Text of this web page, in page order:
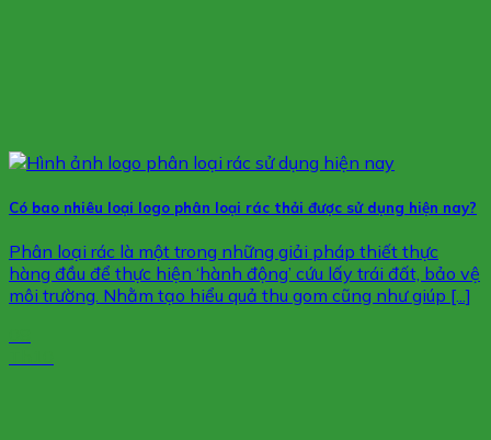
Có bao nhiêu loại logo phân loại rác thải được sử dụng hiện nay?
Phân loại rác là một trong những giải pháp thiết thực
hàng đầu để thực hiện ‘hành động’ cứu lấy trái đất, bảo vệ
môi trường. Nhằm tạo hiểu quả thu gom cũng như giúp [...]